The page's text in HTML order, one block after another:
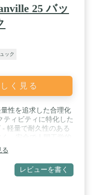
25 バッ
ック
く見る
性を追求した合理化
ティビティに特化した
軽量で耐久性のある
ドア機能性、快適
にもたらします。
る
レビューを書く